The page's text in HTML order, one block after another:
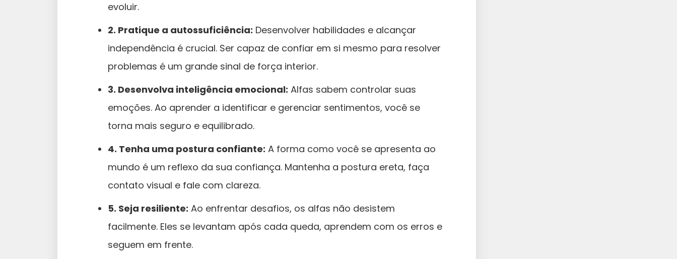
evoluir.
2. Pratique a autossuficiência: Desenvolver habilidades e alcançar
independência é crucial. Ser capaz de confiar em si mesmo para resolver
problemas é um grande sinal de força interior.
3. Desenvolva inteligência emocional: Alfas sabem controlar suas
emoções. Ao aprender a identificar e gerenciar sentimentos, você se
torna mais seguro e equilibrado.
4. Tenha uma postura confiante: A forma como você se apresenta ao
mundo é um reflexo da sua confiança. Mantenha a postura ereta, faça
contato visual e fale com clareza.
5. Seja resiliente: Ao enfrentar desafios, os alfas não desistem
facilmente. Eles se levantam após cada queda, aprendem com os erros e
seguem em frente.